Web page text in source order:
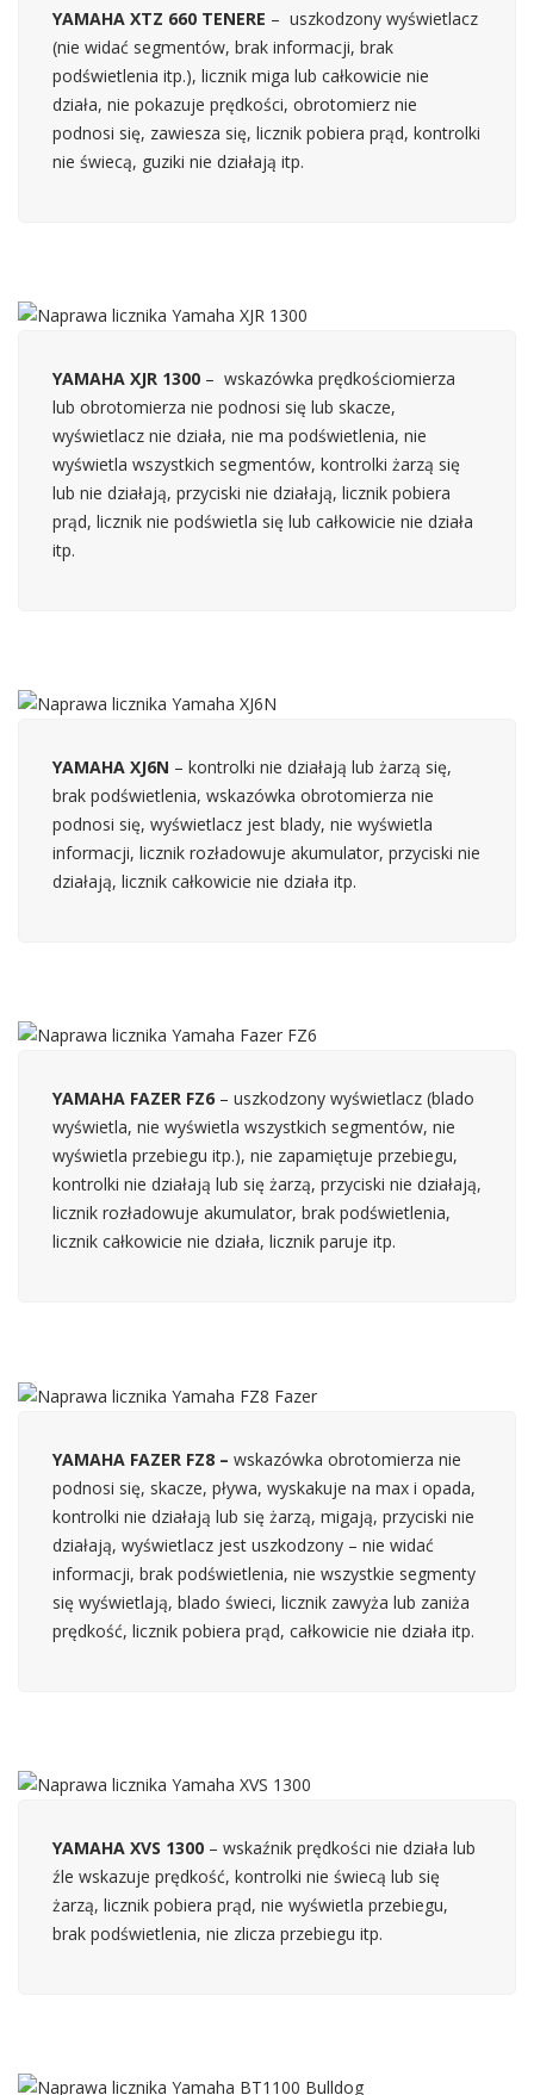
YAMAHA XTZ 660 TENERE – uszkodzony wyświetlacz
(nie widać segmentów, brak informacji, brak
podświetlenia itp.), licznik miga lub całkowicie nie
działa, nie pokazuje prędkości, obrotomierz nie
podnosi się, zawiesza się, licznik pobiera prąd, kontrolki
nie świecą, guziki nie działają itp.
YAMAHA XJR 1300 – wskazówka prędkościomierza
lub obrotomierza nie podnosi się lub skacze,
wyświetlacz nie działa, nie ma podświetlenia, nie
wyświetla wszystkich segmentów, kontrolki żarzą się
lub nie działają, przyciski nie działają, licznik pobiera
prąd, licznik nie podświetla się lub całkowicie nie działa
itp.
YAMAHA XJ6N – kontrolki nie działają lub żarzą się,
brak podświetlenia, wskazówka obrotomierza nie
podnosi się, wyświetlacz jest blady, nie wyświetla
informacji, licznik rozładowuje akumulator, przyciski nie
działają, licznik całkowicie nie działa itp.
YAMAHA FAZER FZ6 – uszkodzony wyświetlacz (blado
wyświetla, nie wyświetla wszystkich segmentów, nie
wyświetla przebiegu itp.), nie zapamiętuje przebiegu,
kontrolki nie działają lub się żarzą, przyciski nie działają,
licznik rozładowuje akumulator, brak podświetlenia,
licznik całkowicie nie działa, licznik paruje itp.
YAMAHA FAZER FZ8 – wskazówka obrotomierza nie
podnosi się, skacze, pływa, wyskakuje na max i opada,
kontrolki nie działają lub się żarzą, migają, przyciski nie
działają, wyświetlacz jest uszkodzony – nie widać
informacji, brak podświetlenia, nie wszystkie segmenty
się wyświetlają, blado świeci, licznik zawyża lub zaniża
prędkość, licznik pobiera prąd, całkowicie nie działa itp.
YAMAHA XVS 1300 – wskaźnik prędkości nie działa lub
źle wskazuje prędkość, kontrolki nie świecą lub się
żarzą, licznik pobiera prąd, nie wyświetla przebiegu,
brak podświetlenia, nie zlicza przebiegu itp.